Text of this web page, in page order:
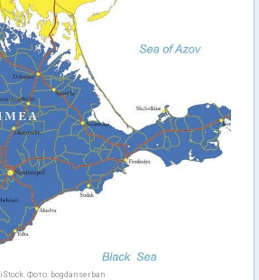
iStock. Фото: bogdanserban